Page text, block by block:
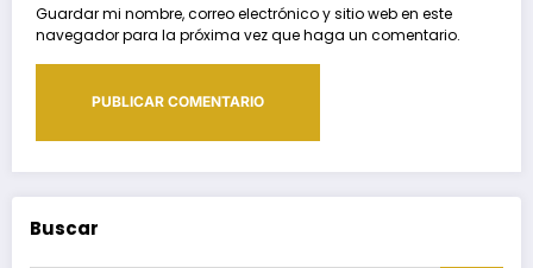
Guardar mi nombre, correo electrónico y sitio web en este
navegador para la próxima vez que haga un comentario.
Buscar